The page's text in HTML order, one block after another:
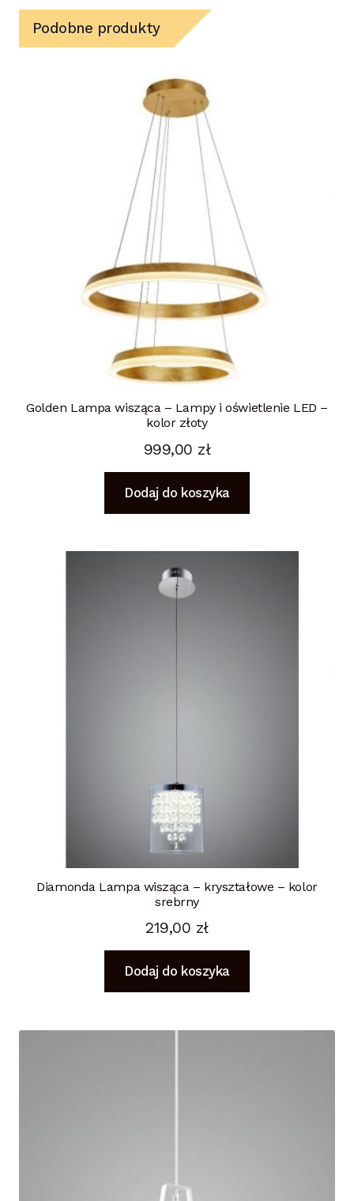
Podobne produkty
Golden Lampa wisząca – Lampy i oświetlenie LED –
kolor złoty
999,00 zł
Dodaj do koszyka
Diamonda Lampa wisząca – kryształowe – kolor
srebrny
219,00 zł
Dodaj do koszyka